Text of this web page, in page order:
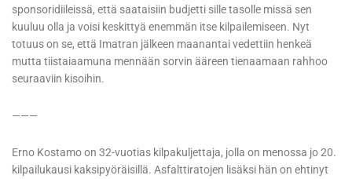
sponsoridiileissä, että saataisiin budjetti sille tasolle missä sen
kuuluu olla ja voisi keskittyä enemmän itse kilpailemiseen. Nyt
totuus on se, että Imatran jälkeen maanantai vedettiin henkeä
mutta tiistaiaamuna mennään sorvin ääreen tienaamaan rahhoo
seuraaviin kisoihin.
———
Erno Kostamo on 32-vuotias kilpakuljettaja, jolla on menossa jo 20.
kilpailukausi kaksipyöräisillä. Asfalttiratojen lisäksi hän on ehtinyt